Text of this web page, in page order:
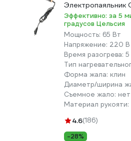
Эффективно: за 5
градусов Цельсия
Мощность: 65 Вт
Напряжение: 220 В
Время разогрева: 5
Тип
Форма жала: клин
Диаметр/ширина
Съемное жало: нет
Материал рукояти:
4.6(186)
-28%